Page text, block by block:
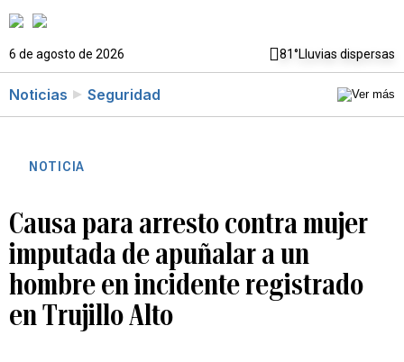
6 de agosto de 2026 81°Lluvias dispersas
Noticias Seguridad
NOTICIA
Causa para arresto contra mujer
imputada de apuñalar a un
hombre en incidente registrado
en Trujillo Alto